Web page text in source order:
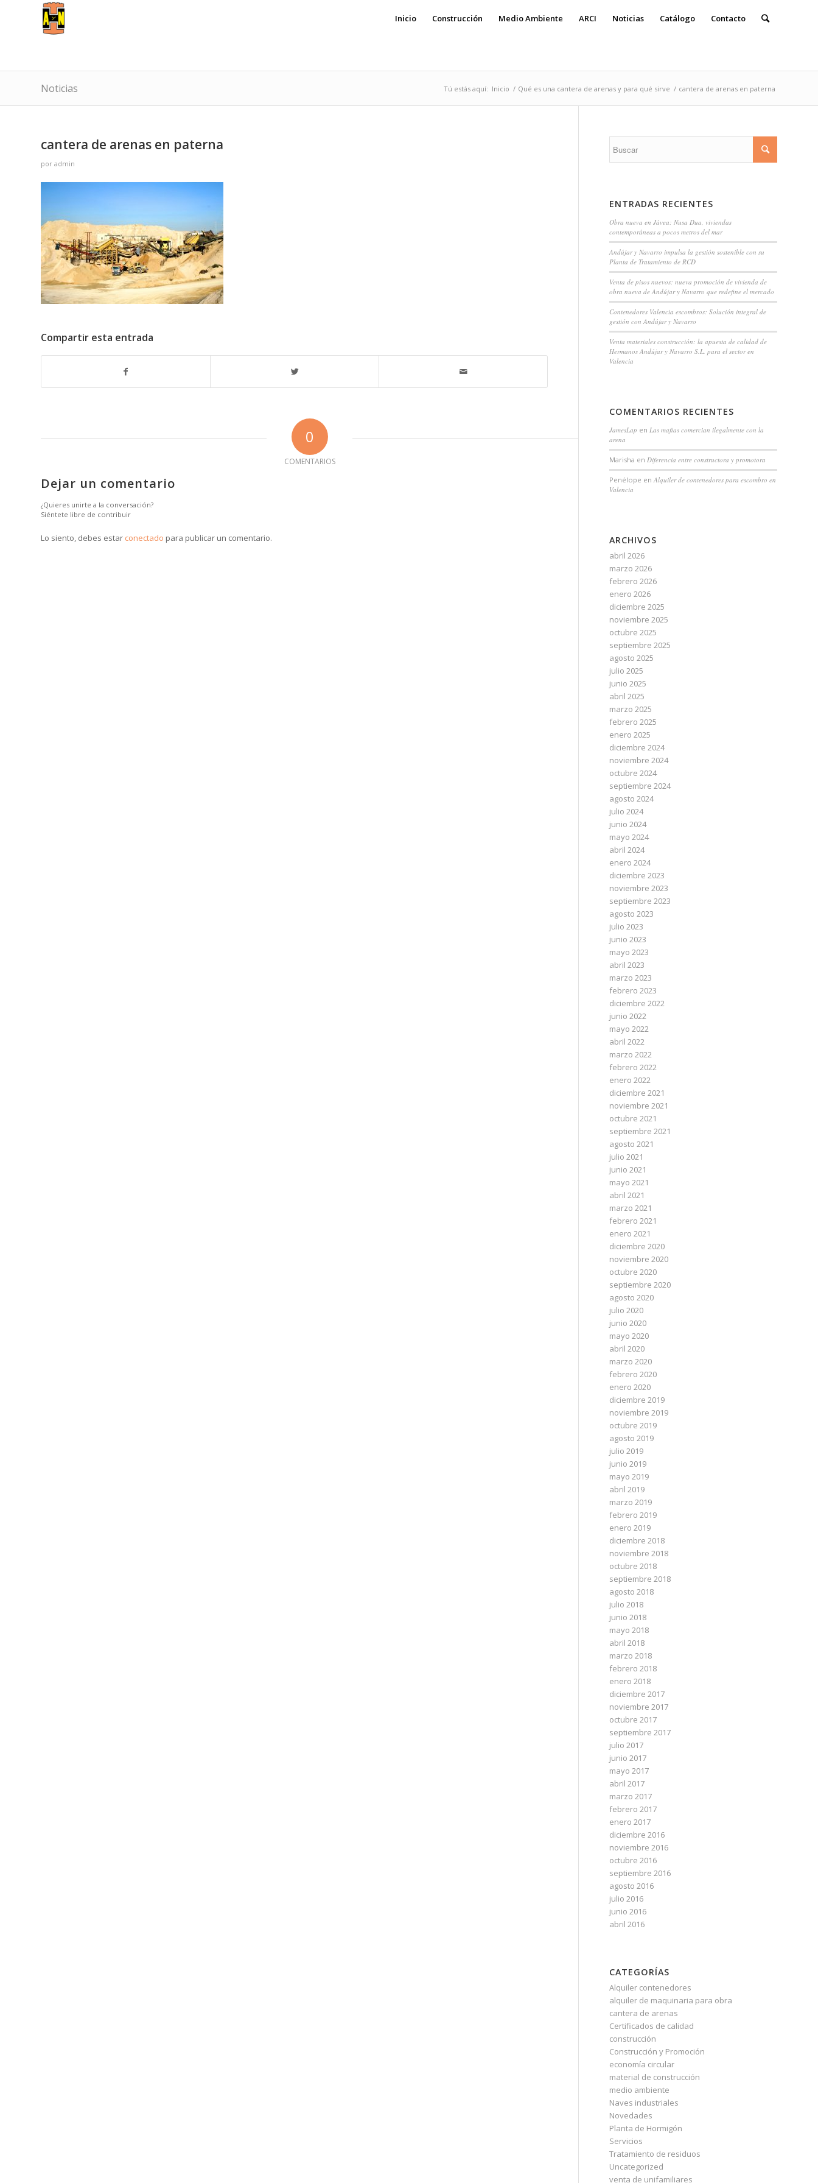
Inicio Construcción Medio Ambiente ARCI Noticias Catálogo Contacto
Noticias Tú estás aquí: Inicio / Qué es una cantera de arenas y para qué sirve / cantera de arenas en paterna
cantera de arenas en paterna
por admin
Compartir esta entrada
0
COMENTARIOS
Dejar un comentario
¿Quieres unirte a la conversación?
Siéntete libre de contribuir
Lo siento, debes estar conectado para publicar un comentario.
ENTRADAS RECIENTES
Obra nueva en Jávea: Nusa Dua, viviendas
contemporáneas a pocos metros del mar
Andújar y Navarro impulsa la gestión sostenible con su
Planta de Tratamiento de RCD
Venta de pisos nuevos: nueva promoción de vivienda de
obra nueva de Andújar y Navarro que redefine el mercado
Contenedores Valencia escombros: Solución integral de
gestión con Andújar y Navarro
Venta materiales construcción: la apuesta de calidad de
Hermanos Andújar y Navarro S.L. para el sector en
Valencia
COMENTARIOS RECIENTES
JamesLap enLas mafias comercian ilegalmente con la
arena
Marisha enDiferencia entre constructora y promotora
Penélope enAlquiler de contenedores para escombro en
Valencia
ARCHIVOS
abril 2026
marzo 2026
febrero 2026
enero 2026
diciembre 2025
noviembre 2025
octubre 2025
septiembre 2025
agosto 2025
julio 2025
junio 2025
abril 2025
marzo 2025
febrero 2025
enero 2025
diciembre 2024
noviembre 2024
octubre 2024
septiembre 2024
agosto 2024
julio 2024
junio 2024
mayo 2024
abril 2024
enero 2024
diciembre 2023
noviembre 2023
septiembre 2023
agosto 2023
julio 2023
junio 2023
mayo 2023
abril 2023
marzo 2023
febrero 2023
diciembre 2022
junio 2022
mayo 2022
abril 2022
marzo 2022
febrero 2022
enero 2022
diciembre 2021
noviembre 2021
octubre 2021
septiembre 2021
agosto 2021
julio 2021
junio 2021
mayo 2021
abril 2021
marzo 2021
febrero 2021
enero 2021
diciembre 2020
noviembre 2020
octubre 2020
septiembre 2020
agosto 2020
julio 2020
junio 2020
mayo 2020
abril 2020
marzo 2020
febrero 2020
enero 2020
diciembre 2019
noviembre 2019
octubre 2019
agosto 2019
julio 2019
junio 2019
mayo 2019
abril 2019
marzo 2019
febrero 2019
enero 2019
diciembre 2018
noviembre 2018
octubre 2018
septiembre 2018
agosto 2018
julio 2018
junio 2018
mayo 2018
abril 2018
marzo 2018
febrero 2018
enero 2018
diciembre 2017
noviembre 2017
octubre 2017
septiembre 2017
julio 2017
junio 2017
mayo 2017
abril 2017
marzo 2017
febrero 2017
enero 2017
diciembre 2016
noviembre 2016
octubre 2016
septiembre 2016
agosto 2016
julio 2016
junio 2016
abril 2016
CATEGORÍAS
Alquiler contenedores
alquiler de maquinaria para obra
cantera de arenas
Certificados de calidad
construcción
Construcción y Promoción
economía circular
material de construcción
medio ambiente
Naves industriales
Novedades
Planta de Hormigón
Servicios
Tratamiento de residuos
Uncategorized
venta de unifamiliares